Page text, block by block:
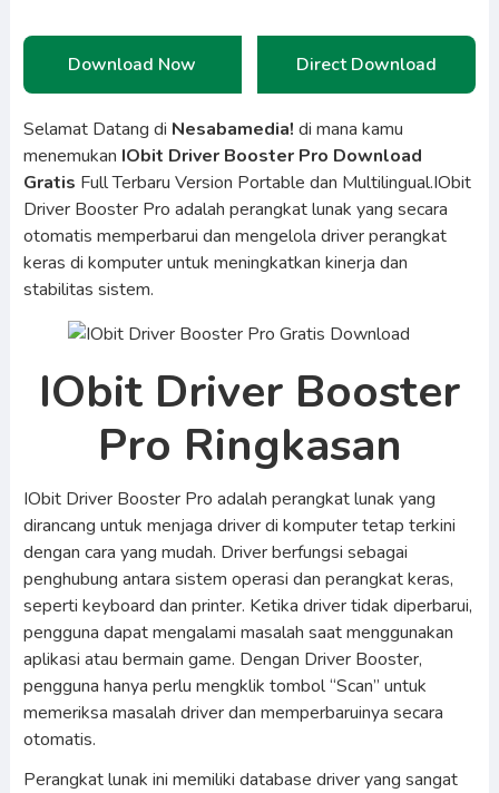
Download Now Direct Download
Selamat Datang di Nesabamedia! di mana kamu
menemukan IObit Driver Booster Pro Download
Gratis Full Terbaru Version Portable dan Multilingual.IObit
Driver Booster Pro adalah perangkat lunak yang secara
otomatis memperbarui dan mengelola driver perangkat
keras di komputer untuk meningkatkan kinerja dan
stabilitas sistem.
IObit Driver Booster
Pro Ringkasan
IObit Driver Booster Pro adalah perangkat lunak yang
dirancang untuk menjaga driver di komputer tetap terkini
dengan cara yang mudah. Driver berfungsi sebagai
penghubung antara sistem operasi dan perangkat keras,
seperti keyboard dan printer. Ketika driver tidak diperbarui,
pengguna dapat mengalami masalah saat menggunakan
aplikasi atau bermain game. Dengan Driver Booster,
pengguna hanya perlu mengklik tombol “Scan” untuk
memeriksa masalah driver dan memperbaruinya secara
otomatis.
Perangkat lunak ini memiliki database driver yang sangat